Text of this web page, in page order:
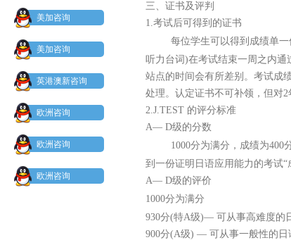
三、证书及评判
1.考试后可得到的证书
每位学生可以得到成绩单
听力台词)在考试结束一周之内
站点的时间会有所差别。考试成
处理。认定证书不可补领，但对2
2.J.TEST 的评分标准
A— D级的分数
1000分为满分，成绩为
到一份证明日语应用能力的考试“
A— D级的评价
1000分为满分
930分(特A级)— 可从事高难度的
900分(A级) — 可从事一般性的日
美加咨询
美加咨询
英港澳新咨询
欧洲咨询
欧洲咨询
欧洲咨询